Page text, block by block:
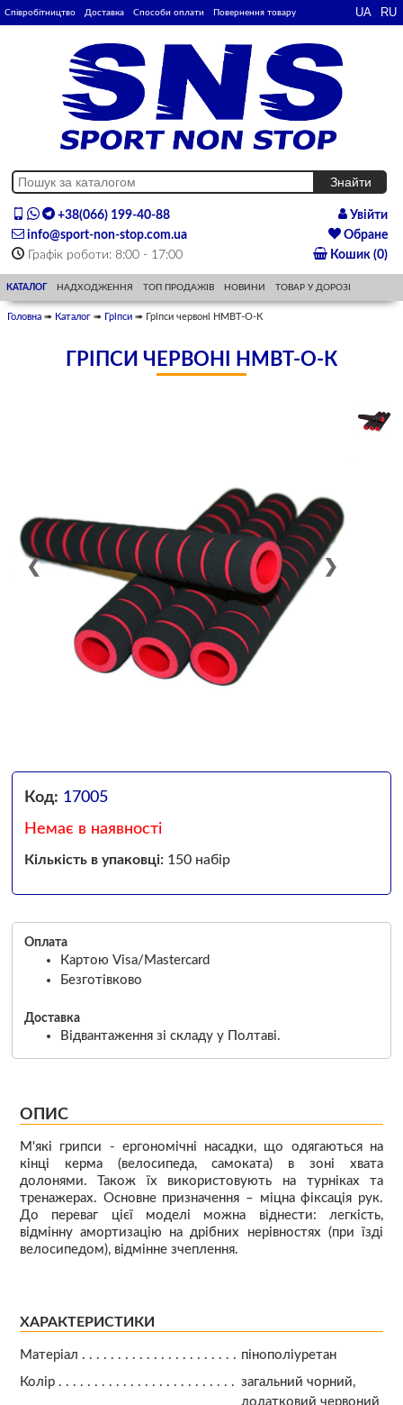
Співробітництво Доставка Способи оплати Повернення товару
+38(066) 199-40-88
info@sport-non-stop.com.ua
Графік роботи: 8:00 - 17:00
Увійти
Обране
Кошик (0)
КАТАЛОГ НАДХОДЖЕННЯ ТОП ПРОДАЖІВ НОВИНИ ТОВАР У ДОРОЗІ
Головна ➠ Каталог ➠ Гріпси ➠ Гріпси червоні HMBT-O-К
ГРІПСИ ЧЕРВОНІ HMBT-O-К
❮ ❯
Код: 17005
Немає в наявності
Кількість в упаковці:150 набір
Оплата
Картою Visa/Mastercard
Безготівково
Доставка
Відвантаження зі складу у Полтаві.
ОПИС
М'які грипси - ергономічні насадки, що одягаються на
кінці керма (велосипеда, самоката) в зоні хвата
долонями. Також їх використовують на турніках та
тренажерах. Основне призначення – міцна фіксація рук.
До переваг цієї моделі можна віднести: легкість,
відмінну амортизацію на дрібних нерівностях (при їзді
велосипедом), відмінне зчеплення.
ХАРАКТЕРИСТИКИ
Матеріал
пінополіуретан
Колір
загальний чорний,
додатковий червоний